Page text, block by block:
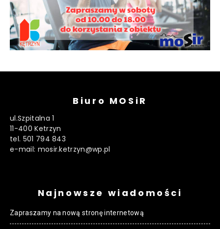
Biuro MOSiR
ul.Szpitalna 1
11-400 Ketrzyn
tel. 501 794 843
e-mail: mosir.ketrzyn@wp.pl
Najnowsze wiadomości
Zapraszamy na nową stronę internetową